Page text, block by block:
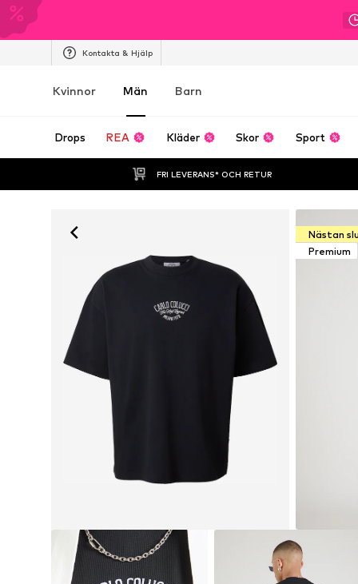
Kontakta & Hjälp
Kvinnor Män Barn
Drops REA Kläder Skor Sport
FRI LEVERANS* OCH RETUR
Nästan
Premium